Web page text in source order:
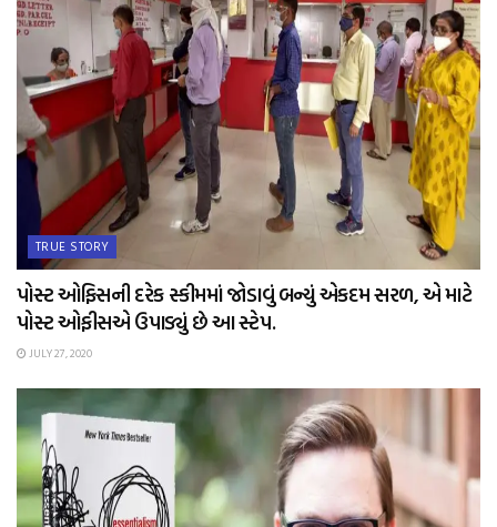
TRUE STORY
પોસ્ટ ઓફિસની દરેક સ્કીમમાં જોડાવું બન્યું એકદમ સરળ, એ માટે
પોસ્ટ ઓફીસએ ઉપાડ્યું છે આ સ્ટેપ.
JULY 27, 2020